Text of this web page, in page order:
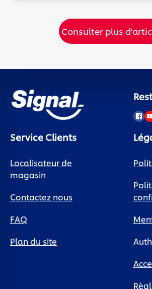
Consulter plus
Service Clients
Localisateur de
magasin
Contactez nous
FAQ
Plan du site